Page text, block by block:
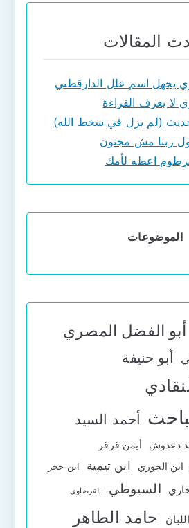
المقالات
يجهل اسم علل الدارقطني
لا يعرف القراءة
(لم يزل في سخط الله)
ربنا مش مجنون
اعطه لأمك
الموضوعات
أبو الفضل المصري
أبو حنيفة
أحمد السيد
دعدوش أيمن قرقر
ابن الجوزي ابن تيمية ابن حجر
السيوطي القرضاوي
حامد الطاهر